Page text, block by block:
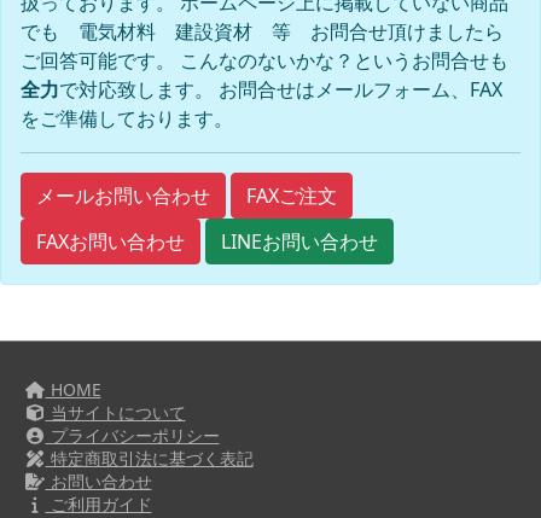
でも 電気材料 建設資材 等 お問合せ頂けましたら
ご回答可能です。 こんなのないかな？というお問合せも
全力で対応致します。 お問合せはメールフォーム、FAX
をご準備しております。
メールお問い合わせ
FAXご注文
FAXお問い合わせ
LINEお問い合わせ
HOME
当サイトについて
プライバシーポリシー
特定商取引法に基づく表記
お問い合わせ
ご利用ガイド